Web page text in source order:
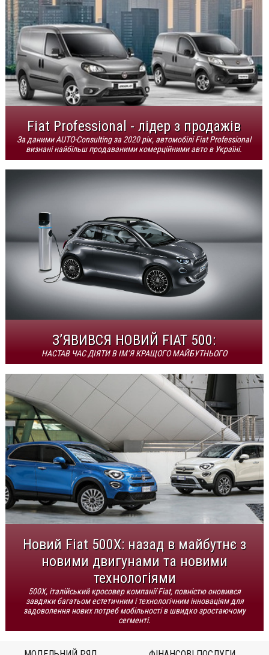
Fiat Professional - лідер з продажів
За даними AUTO-Consulting за 2020 рік, автомобілі Fiat Professional
визнані найбільш продаваними комерційними авто в Україні.
З’ЯВИВСЯ НОВИЙ FIAT 500:
НАСТАВ ЧАС ДІЯТИ В ІМ’Я КРАЩОГО МАЙБУТНЬОГО
Новий Fiat 500X: назад в майбутнє з
новими двигунами та новими
технологіями
500X, італійський кросовер компанії Fiat, повністю оновився
завдяки багатьом естетичним і технологічним інноваціям для
задоволення нових потреб мобільності в швидко зростаючому
сегменті.